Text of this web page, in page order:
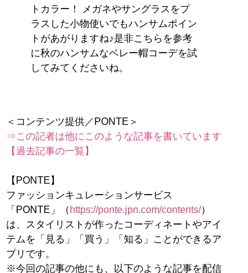
トカラー！ メガネやサングラスをプ
ラスした小物使いでもハンサムポイン
トがあがりますね♪是非こちらを参考
に秋のハンサムなベレー帽コーデを試
してみてくださいね。
⇒この記者は他にこのような記事を書いています
【過去記事の一覧】
【PONTE】
ファッションキュレーションサービス
「PONTE」（ https://ponte.jpn.com/contents/）
は、スタイリストが作ったコーディネートやアイ
テムを「見る」「買う」「知る」ことができるア
プリです。
※今回の記事の他にも、以下のような記事を配信